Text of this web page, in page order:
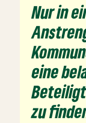
Nur in
eine
zu